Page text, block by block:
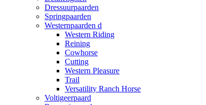
Dressuurpaarden
Springpaarden
Westernpaarden d
Western Riding
Reining
Cowhorse
Cutting
Western Pleasure
Trail
Versatility Ranch Horse
Voltigeerpaard